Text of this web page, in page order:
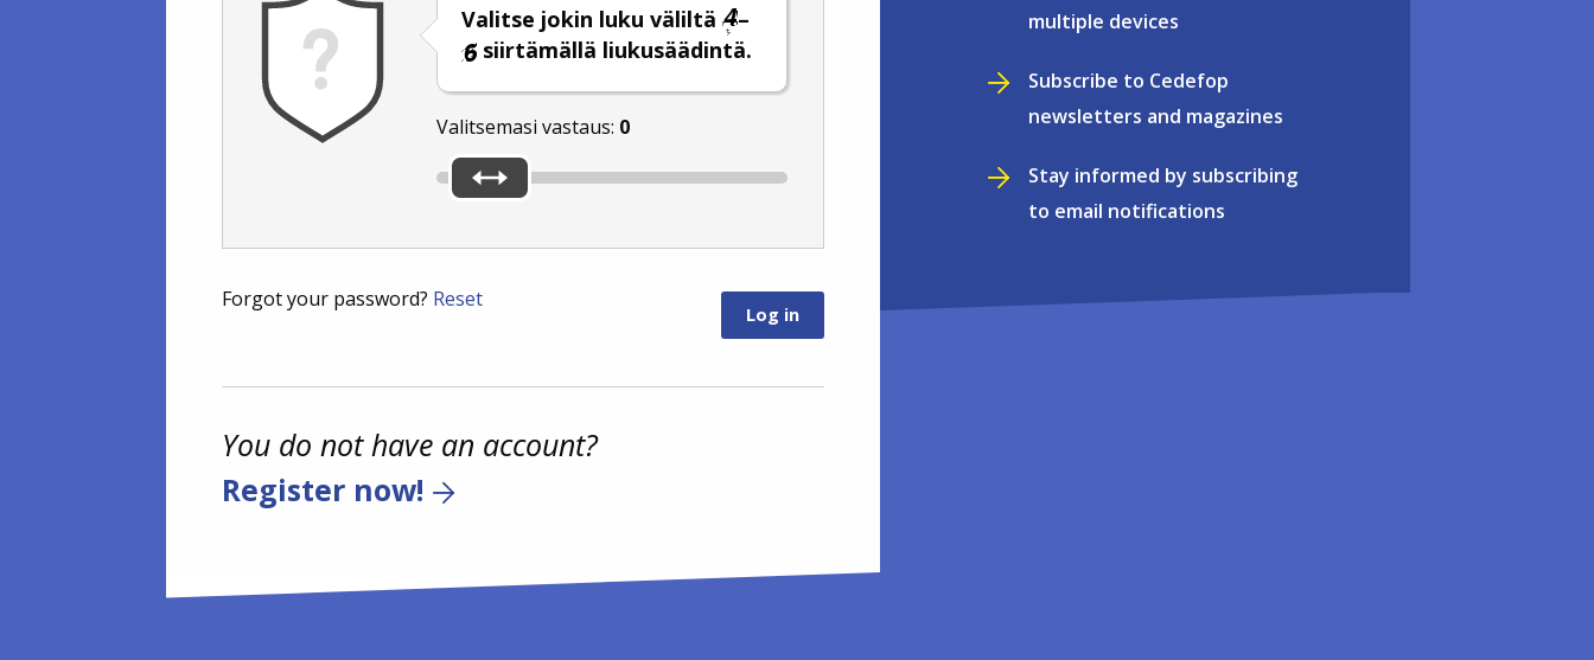
Valitse jokin luku väliltä
–
siirtämällä liukusäädintä.
Valitsemasi vastaus: 0
Forgot your password? Reset
You do not have an account?
Register now!
multiple devices
Subscribe to Cedefop
newsletters and magazines
Stay informed by subscribing
to email notifications